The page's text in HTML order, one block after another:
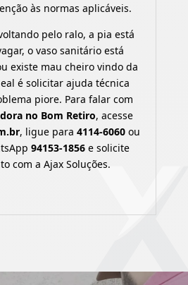
às normas aplicáveis.
pelo ralo, a pia está
o vaso sanitário está
existe mau cheiro vindo da
é solicitar ajuda técnica
piore. Para falar com
no Bom Retiro, acesse
, ligue para 4114-6060ou
94153-1856 e solicite
com a Ajax Soluções.